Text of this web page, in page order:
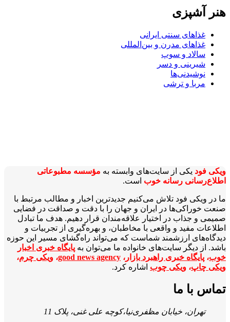
هنر آشپزی
غذاهای سنتی ایرانی
غذاهای مدرن و بین‌المللی
سالاد و سوپ
شیرینی و دسر
نوشیدنی‌ها
مربا و ترشی
ویکی‌ فود یکی از سایت‌های وابسته به مؤسسه مطبوعاتی
اطلاع‌رسانی رسانه خوب است.
ما در ویکی‌ فود تلاش می‌کنیم جدیدترین اخبار و مطالب مرتبط با
صنعت خوراکی‌ها در ایران و جهان را با دقت و صداقت در فضایی
صمیمی و جذاب در اختیار علاقه‌مندان قرار دهیم. هدف ما تبادل
اطلاعات مفید و واقعی با مخاطبان، و بهره‌گیری از تجربیات و
دیدگاه‌های ارزشمند شماست که می‌تواند راه‌گشای مسیر این حوزه
باشد. از دیگر سایت‌های خانواده ما می‌توان به پایگاه خبری اخبار
خوب، پایگاه خبری راهبرد بازار ، good news agency، ویکی چرم،
ویکی چاپ، ویکی چوب اشاره کرد.
تماس با ما
تهران، خیابان مظفری‌نیا،کوچه علی غنی، پلاک 11